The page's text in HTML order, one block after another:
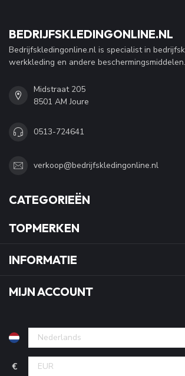
BEDRIJFSKLEDINGONLINE.NL
Bedrijfskledingonline.nl is specialist in
werkkleding en andere beschermingsmiddelen.
Midstraat 205
8501 AM Joure
0513-724641
verkoop@bedrijfskledingonline.nl
CATEGORIEËN
TOPMERKEN
INFORMATIE
MIJN ACCOUNT
€